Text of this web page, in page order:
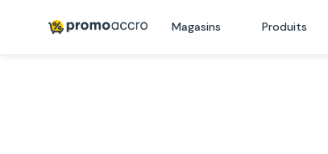
Magasins Produits